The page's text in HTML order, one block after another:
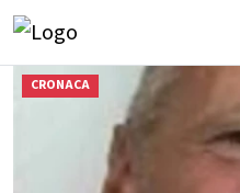
CRONACA